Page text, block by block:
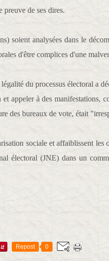
preuve de ses dires.
soient analysées dans le
d'être complices d'une
du processus électoral a
appeler à des manifestations,
des bureaux de vote, était
sociale et affaiblissent les
électoral (JNE) dans un
Repost 0